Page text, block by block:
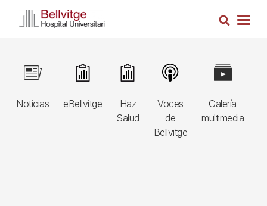
Busca
Navegació
principal
3r
Noticias
Image
eBellvitge
Image
Haz
Salud
Image
Voces
de
Bellvitge
Image
Galería
multimedia
Image